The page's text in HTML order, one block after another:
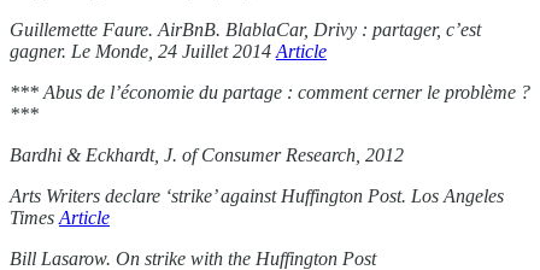
Guillemette Faure. AirBnB. BlablaCar, Drivy : partager, c’est
gagner. Le Monde, 24 Juillet 2014 Article
*** Abus de l’économie du partage : comment cerner le problème ?
***
Bardhi & Eckhardt, J. of Consumer Research, 2012
Arts Writers declare ‘strike’ against Huffington Post. Los Angeles
Times Article
Bill Lasarow. On strike with the Huffington Post